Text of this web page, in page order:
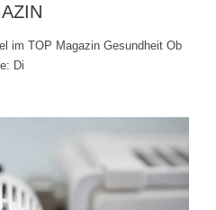
im TOP Magazin Gesundheit Ob
Di